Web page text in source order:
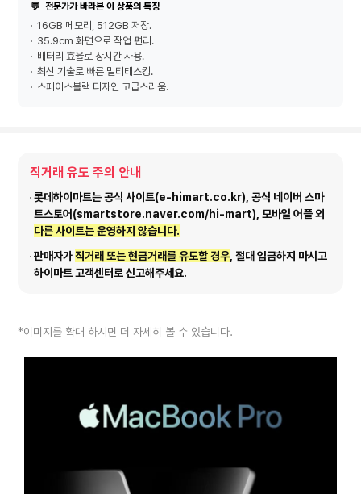
💬 전문가가 바라본 이 상품의 특징
16GB 메모리, 512GB 저장.
35.9cm 화면으로 작업 편리.
배터리 효율로 장시간 사용.
최신 기술로 빠른 멀티태스킹.
스페이스블랙 디자인 고급스러움.
직거래 유도 주의 안내
롯데하이마트는 공식 사이트(e-himart.co.kr), 공식 네이버 스마
트스토어(smartstore.naver.com/hi-mart), 모바일 어플 외
다른 사이트는 운영하지 않습니다.
판매자가직거래 또는 현금거래를 유도할 경우, 절대 입금하지 마시고
하이마트 고객센터로 신고해주세요.
*이미지를 확대 하시면 더 자세히 볼 수 있습니다.